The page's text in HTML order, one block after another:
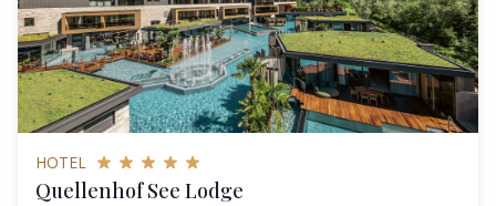
HOTEL
Quellenhof See Lodge